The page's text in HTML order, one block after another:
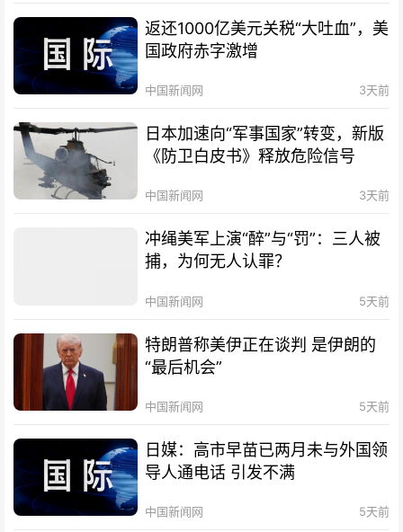
返还1000亿美元关税“大吐血”，美
国政府赤字激增
中国新闻网 3天前
日本加速向“军事国家”转变，新版
《防卫白皮书》释放危险信号
中国新闻网 3天前
冲绳美军上演“醉”与“罚”：三人被
捕，为何无人认罪？
中国新闻网 5天前
特朗普称美伊正在谈判 是伊朗的
“最后机会”
中国新闻网 5天前
日媒：高市早苗已两月未与外国领
导人通电话 引发不满
中国新闻网 5天前